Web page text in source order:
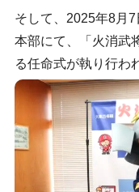
そして、2025年8月
本部にて、「火消武
る任命式が執り行わ